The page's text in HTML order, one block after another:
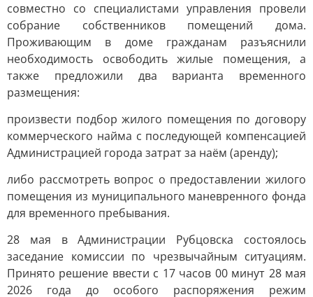
совместно со специалистами управления провели
собрание собственников помещений дома.
Проживающим в доме гражданам разъяснили
необходимость освободить жилые помещения, а
также предложили два варианта временного
размещения:
произвести подбор жилого помещения по договору
коммерческого найма с последующей компенсацией
Администрацией города затрат за наём (аренду);
либо рассмотреть вопрос о предоставлении жилого
помещения из муниципального маневренного фонда
для временного пребывания.
28 мая в Администрации Рубцовска состоялось
заседание комиссии по чрезвычайным ситуациям.
Принято решение ввести с 17 часов 00 минут 28 мая
2026 года до особого распоряжения режим